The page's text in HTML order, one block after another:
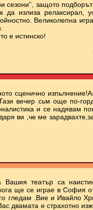
сезони”, защото
да излиза релаксирал,
Великолепна
е истинско!
сценично
вечер сьм още по-
и се надявам
ви ,че ме
Вашия театър са
ще се играе в София
гледам .Вие и Ивайло
двамата е страхотно